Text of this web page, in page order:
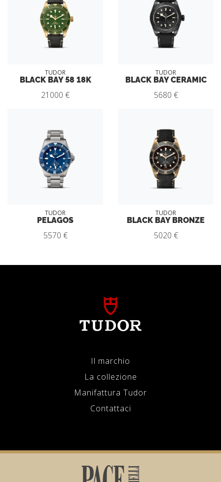
TUDOR
BLACK BAY 58 18K
21000 €
TUDOR
BLACK BAY CERAMIC
5680 €
TUDOR
PELAGOS
5570 €
TUDOR
BLACK BAY BRONZE
5020 €
Il marchio
La collezione
Manifattura Tudor
Contattaci